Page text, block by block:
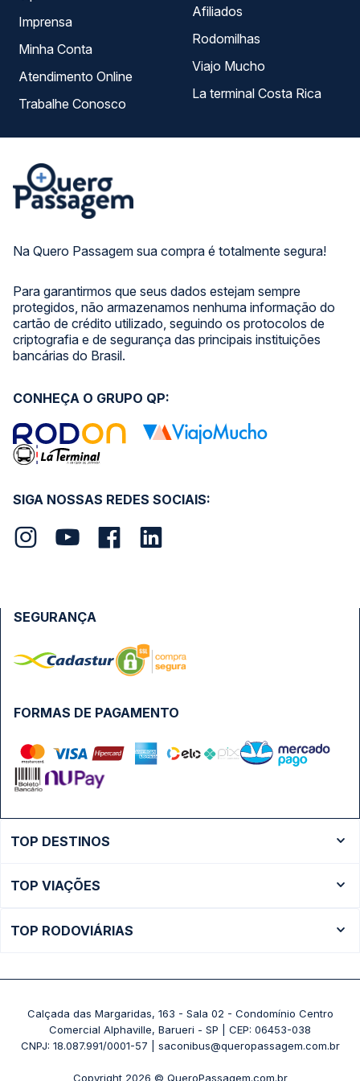
Na Quero Passagem sua compra é totalmente segura!
Para garantirmos que seus dados estejam sempre
protegidos, não armazenamos nenhuma informação do
cartão de crédito utilizado, seguindo os protocolos de
criptografia e de segurança das principais instituições
bancárias do Brasil.
Imprensa
Minha Conta
Atendimento Online
Trabalhe Conosco
Afiliados
Rodomilhas
Viajo Mucho
La terminal Costa Rica
SIGA NOSSAS REDES SOCIAIS:
CONHEÇA O GRUPO QP:
FORMAS DE PAGAMENTO
SEGURANÇA
TOP DESTINOS
Ônibus São Paulo
TOP VIAÇÕES
Passagens Pássaro Marron
+ Viações
TOP RODOVIÁRIAS
Rodoviária Belo Horizonte - Gov. Israel Pinheiro (Tergip)
Rodoviária Curitiba
Calçada das Margaridas, 163 - Sala 02 - Condomínio Centro
Comercial Alphaville, Barueri - SP | CEP: 06453-038
CNPJ: 18.087.991/0001-57 | saconibus@queropassagem.com.br
Copyright 2026 © QueroPassagem.com.br